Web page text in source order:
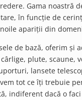
Gama noastră
în funcție de
noile apariții din
de bază, oferim și
plute, scaune,
lansete
tot ce îți trebuie
indiferent dacă o